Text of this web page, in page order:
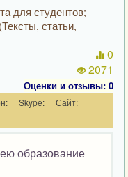
для студентов;
статьи,
0
2071
Оценки и отзывы: 0
Skype:
Сайт:
образование